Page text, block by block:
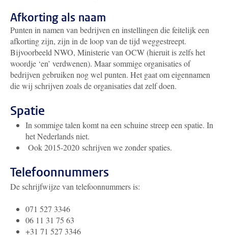
Afkorting als naam
Punten in namen van bedrijven en instellingen die feitelijk een
afkorting zijn, zijn in de loop van de tijd weggestreept.
Bijvoorbeeld NWO, Ministerie van OCW (hieruit is zelfs het
woordje ‘en’ verdwenen). Maar sommige organisaties of
bedrijven gebruiken nog wel punten. Het gaat om eigennamen
die wij schrijven zoals de organisaties dat zelf doen.
Spatie
In sommige talen komt na een schuine streep een spatie. In
het Nederlands niet.
Ook 2015-2020 schrijven we zonder spaties.
Telefoonnummers
De schrijfwijze van telefoonnummers is:
071 527 3346
06 11 31 75 63
+31 71 527 3346